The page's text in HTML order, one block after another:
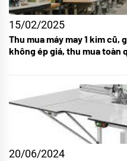
15/02/2025
Thu mua máy may 1 kim cũ,
không ép giá, thu mua toàn
20/06/2024